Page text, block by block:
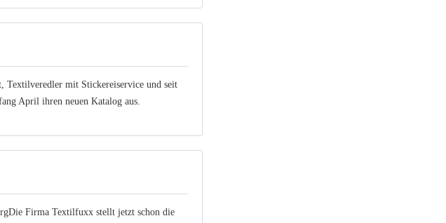
Textilveredler mit Stickereiservice und seit
April ihren neuen Katalog aus.
Firma Textilfuxx stellt jetzt schon die